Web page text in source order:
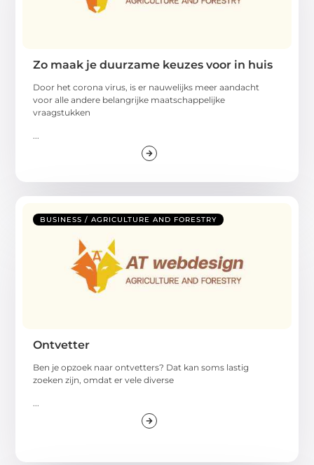
Zo maak je duurzame keuzes voor in huis
Door het corona virus, is er nauwelijks meer aandacht
voor alle andere belangrijke maatschappelijke
vraagstukken
BUSINESS / AGRICULTURE AND FORESTRY
Ontvetter
Ben je opzoek naar ontvetters? Dat kan soms lastig
zoeken zijn, omdat er vele diverse